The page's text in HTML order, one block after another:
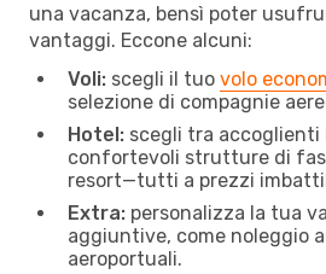
una vacanza, bensì poter
vantaggi. Eccone alcuni:
Voli: scegli il tuo volo
selezione di compagnie
Hotel: scegli tra
confortevoli strutture di
resort—tutti a prezzi
Extra: personalizza la tua
aggiuntive, come noleggio
aeroportuali.